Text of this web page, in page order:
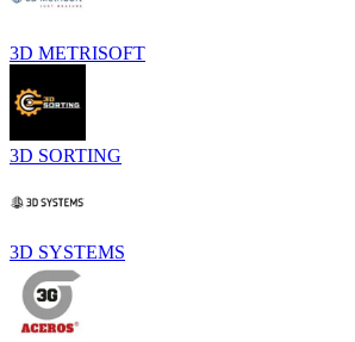
3D METRISOFT
3D SORTING
3D SYSTEMS